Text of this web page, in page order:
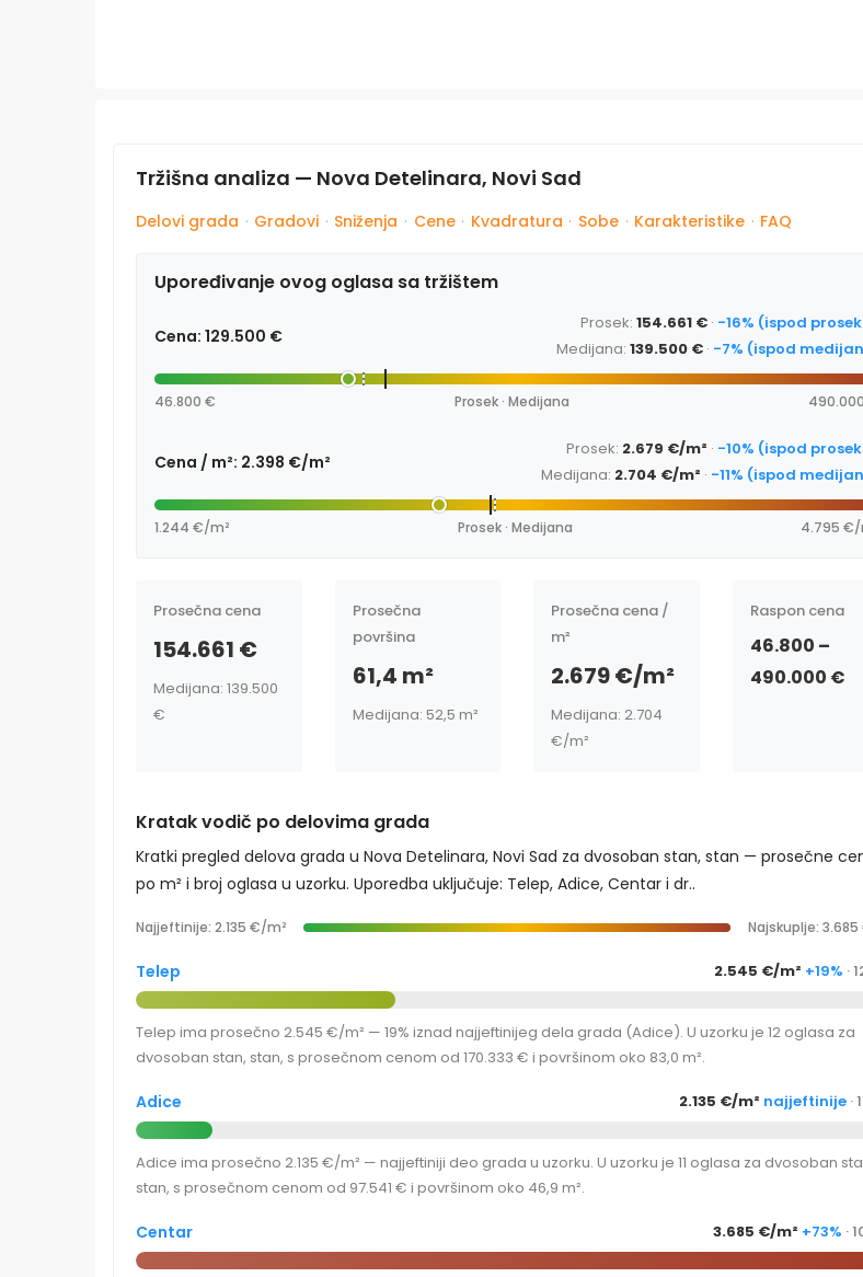
Tržišna analiza — Nova Detelinara, Novi Sad
Delovi grada · Gradovi · Sniženja · Cene · Kvadratura · Sobe · Karakteristike · FAQ
Upoređivanje ovog oglasa sa tržištem
Cena: 129.500 €
Prosek: 154.661 € · -16% (ispod
Medijana: 139.500 € · -7% (ispod
46.800 € Prosek · Medijana
Cena / m²: 2.398 €/m²
Prosek: 2.679 €/m² · -10% (ispod
Medijana: 2.704 €/m² · -11% (ispod
1.244 €/m² Prosek · Medijana 4.795 €/
Prosečna cena
154.661 €
Medijana: 139.500
€
Prosečna
površina
61,4 m²
Medijana: 52,5 m²
Prosečna cena /
m²
2.679 €/m²
Medijana: 2.704
€/m²
Raspon cena
46.800 –
490.000 €
Kratak vodič po delovima grada
Kratki pregled delova grada u Nova Detelinara, Novi Sad za dvosoban stan, stan — prosečne
po m² i broj oglasa u uzorku. Uporedba uključuje: Telep, Adice, Centar i dr..
Najjeftinije: 2.135 €/m² Najskuplje:
Telep 2.545 €/m² +19% ·
Telep ima prosečno 2.545 €/m² — 19% iznad najjeftinijeg dela grada (Adice). U uzorku je 12 oglasa za
dvosoban stan, stan, s prosečnom cenom od 170.333 € i površinom oko 83,0 m².
Adice 2.135 €/m² najjeftinije ·
Adice ima prosečno 2.135 €/m² — najjeftiniji deo grada u uzorku. U uzorku je 11 oglasa za dvosoban
stan, s prosečnom cenom od 97.541 € i površinom oko 46,9 m².
Centar 3.685 €/m² +73% ·